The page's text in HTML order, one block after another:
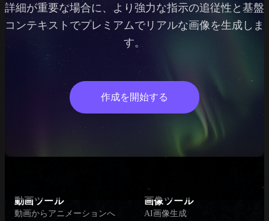
詳細が重要な場合に、より強力な指示の追従性と基盤
コンテキストでプレミアムでリアルな画像を生成しま
す。
作成を開始する
動画ツール
動画からアニメーションへ
画像ツール
AI画像生成